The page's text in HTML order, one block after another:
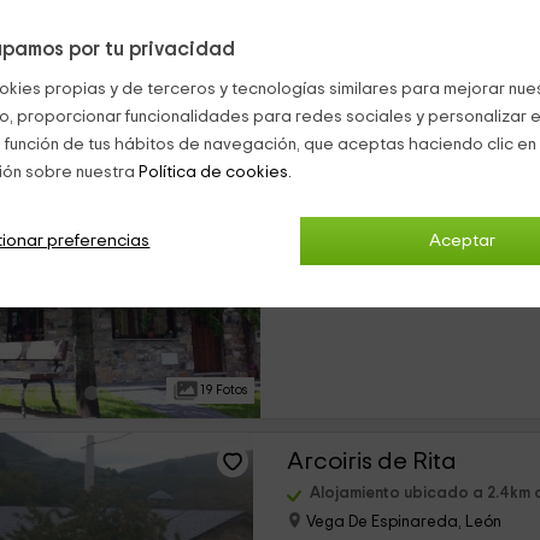
por tu privacidad
propias y de terceros y tecnologías similares para mejorar
proporcionar funcionalidades para redes sociales y personalizar
de tus hábitos de navegación, que aceptas haciendo clic
sobre nuestra Política de cookies.
Aceptar
preferencias
19 Fotos
Casa Rural
0 opiniones
Arcoiris de Rita
Alojamiento ubicado a 2.4km
Vega De Espinareda, León